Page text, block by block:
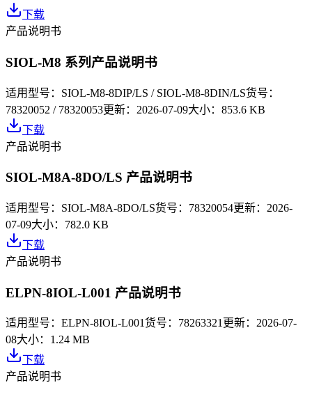
下载
产品说明书
SIOL-M8 系列产品说明书
适用型号： SIOL-M8-8DIP/LS / SIOL-M8-8DIN/LS货号：
78320052 / 78320053更新： 2026-07-09大小： 853.6 KB
下载
产品说明书
SIOL-M8A-8DO/LS 产品说明书
适用型号： SIOL-M8A-8DO/LS货号： 78320054更新： 2026-
07-09大小： 782.0 KB
下载
产品说明书
ELPN-8IOL-L001 产品说明书
适用型号： ELPN-8IOL-L001货号： 78263321 更新： 2026-07-
08大小： 1.24 MB
下载
产品说明书